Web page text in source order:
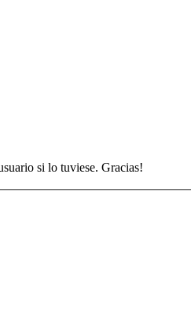
si lo tuviese. Gracias!